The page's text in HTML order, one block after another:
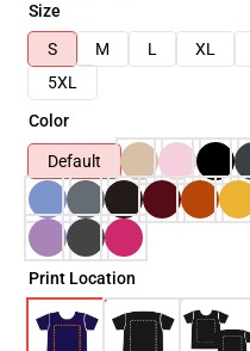
Size
S
M L XL
5XL
Color
Default
Print Location